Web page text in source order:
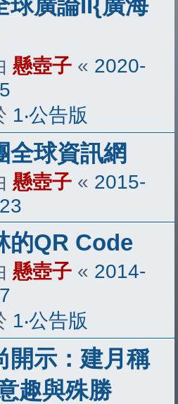
球廣論II{廣海
懸壺子 « 2020-
1‧公告版
全球資訊網
懸壺子 « 2015-
的QR Code
懸壺子 « 2014-
1‧公告版
開示：建月稱
趣與殊勝